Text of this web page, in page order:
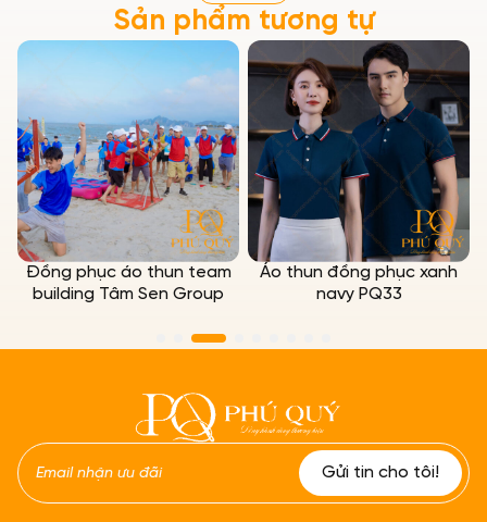
Sản phẩm tương tự
áo thun team
Tâm Sen Group
Áo thun đồng phục xanh
Áo Đồng